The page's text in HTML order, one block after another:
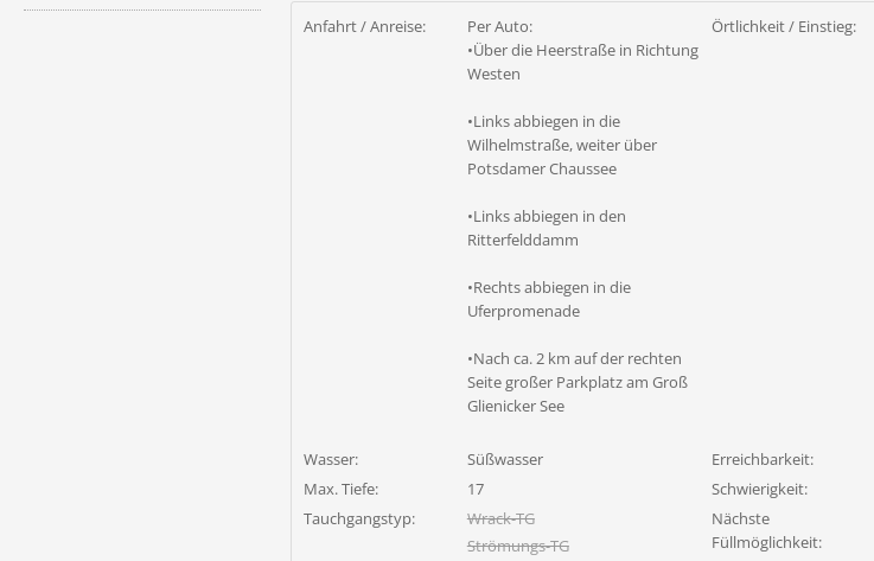
Anfahrt / Anreise:
Per Auto:
•Über die Heerstraße in Richtung
Westen
•Links abbiegen in die
Wilhelmstraße, weiter über
Potsdamer Chaussee
•Links abbiegen in den
Ritterfelddamm
•Rechts abbiegen in die
Uferpromenade
•Nach ca. 2 km auf der rechten
Seite großer Parkplatz am Groß
Glienicker See
Örtlichkeit / Einstieg:
Wasser: Süßwasser Erreichbarkeit:
Max. Tiefe:
17 Schwierigkeit:
Tauchgangstyp:
Wrack-TG
Strömungs-TG
Nächste
Füllmöglichkeit: